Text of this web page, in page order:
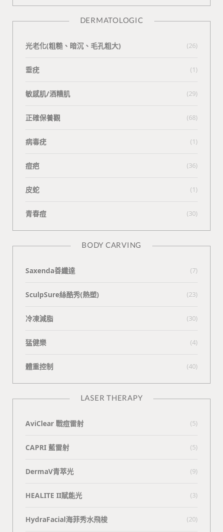
DERMATOLOGIC
光老化(粗糙、暗沉、毛孔粗大) (26)
垂疣 (1)
敏感肌/酒糟肌 (29)
正確保養觀 (68)
病毒疣 (1)
痘疤 (36)
皮蛇 (1)
青春痘 (30)
BODY CARVING
Saxenda善纖達 (7)
SculpSure絲酷秀(熱塑) (23)
冷凍減脂 (30)
猛健樂 (4)
體重控制 (40)
LASER THERAPY
AviClear 戰痘雷射 (5)
CAPRI 藍雷射 (5)
DermaV青萃光 (9)
HEALITE II賦能光 (3)
HydraFacial海菲秀水飛梭 (20)